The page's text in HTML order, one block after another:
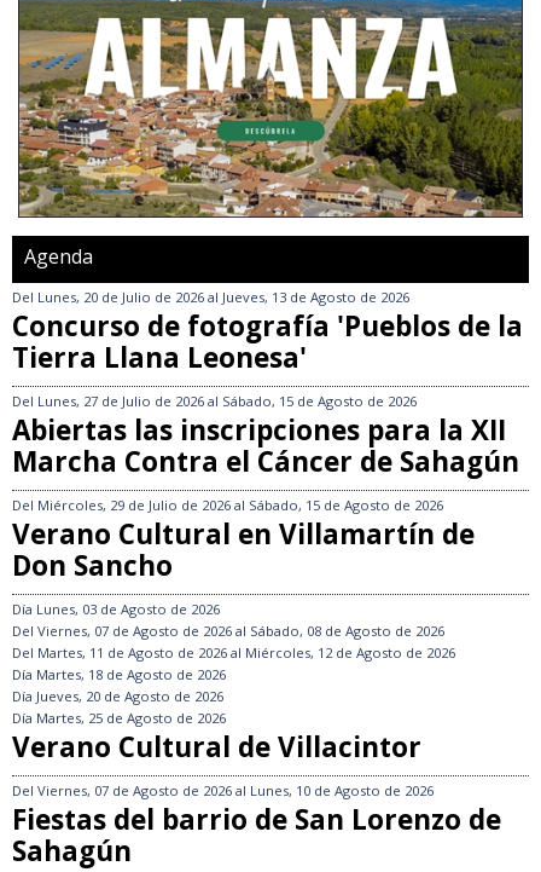
Agenda
Del Lunes, 20 de Julio de 2026 al Jueves, 13 de Agosto de 2026
Concurso de fotografía 'Pueblos de la
Tierra Llana Leonesa'
Del Lunes, 27 de Julio de 2026 al Sábado, 15 de Agosto de 2026
Abiertas las inscripciones para la XII
Marcha Contra el Cáncer de Sahagún
Del Miércoles, 29 de Julio de 2026 al Sábado, 15 de Agosto de 2026
Verano Cultural en Villamartín de
Don Sancho
Día Lunes, 03 de Agosto de 2026
Del Viernes, 07 de Agosto de 2026 al Sábado, 08 de Agosto de 2026
Del Martes, 11 de Agosto de 2026 al Miércoles, 12 de Agosto de 2026
Día Martes, 18 de Agosto de 2026
Día Jueves, 20 de Agosto de 2026
Día Martes, 25 de Agosto de 2026
Verano Cultural de Villacintor
Del Viernes, 07 de Agosto de 2026 al Lunes, 10 de Agosto de 2026
Fiestas del barrio de San Lorenzo de
Sahagún